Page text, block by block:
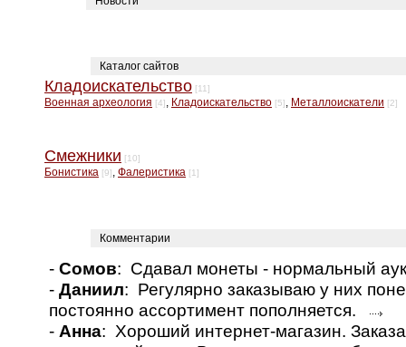
Каталог сайтов
Кладоискательство [11]
Военная археология [4], Кладоискательство [5], Металлоискатели [2]
Смежники [10]
Бонистика [9], Фалеристика [1]
Комментарии
- Сомов: Сдавал монеты - нормальный
- Даниил: Регулярно заказываю у них
постоянно ассортимент пополняется.
- Анна: Хороший интернет-магазин.